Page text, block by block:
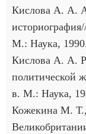
Кислова А. А.
М.: Наука,
Кислова А. А.
политической
в. М.: Наука,
Кожекина М.